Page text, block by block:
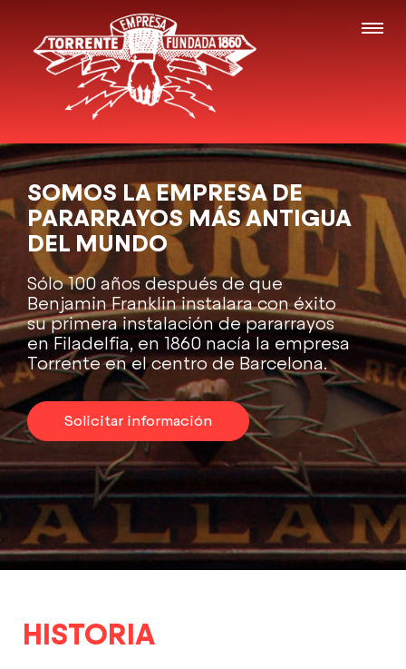
SOMOS LA EMPRESA DE
PARARRAYOS MÁS ANTIGUA
DEL MUNDO
Sólo 100 años después de que
Benjamin Franklin instalara con éxito
su primera instalación de pararrayos
en Filadelfia, en 1860 nacía la empresa
Torrente en el centro de Barcelona.
Solicitar información
HISTORIA